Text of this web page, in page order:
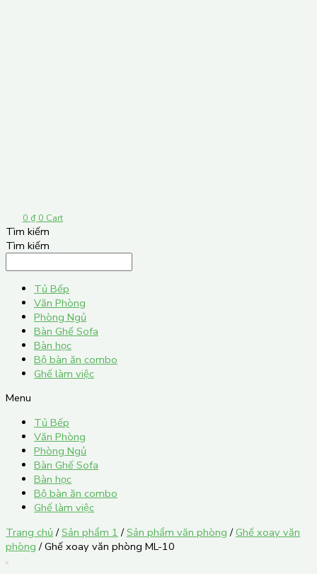
0 ₫ 0 Cart
Tìm kiếm
Tìm kiếm
Tủ Bếp
Văn Phòng
Phòng Ngủ
Bàn Ghế Sofa
Bàn học
Bộ bàn ăn combo
Ghế làm việc
Menu
Tủ Bếp
Văn Phòng
Phòng Ngủ
Bàn Ghế Sofa
Bàn học
Bộ bàn ăn combo
Ghế làm việc
Trang chủ /Sản phẩm 1 /Sản phẩm văn phòng / Ghế xoay văn
phòng / Ghế xoay văn phòng ML-10